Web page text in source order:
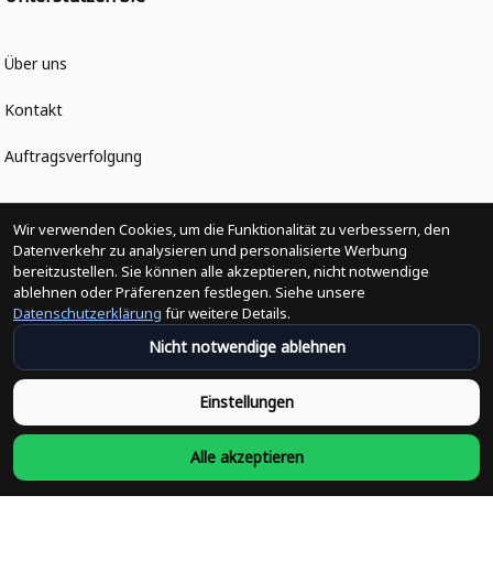
Über uns
Kontakt
Auftragsverfolgung
Politiken
Änderungen der Bestellung
Versandpolitik
Rückerstattungsrichtlinie
Rückgabepolitik
Wir verwenden Cookies, um die Funktionalität zu verbessern, den
Datenverkehr zu analysieren und personalisierte Werbung
bereitzustellen. Sie können alle akzeptieren, nicht notwendige
ablehnen oder Präferenzen festlegen. Siehe unsere
Datenschutzerklärung für weitere Details.
Nicht notwendige ablehnen
Einstellungen
Alle akzeptieren